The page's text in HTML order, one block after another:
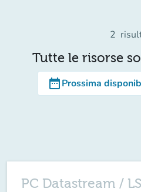
2
Tutte le risorse
date_rangeProssima
PC Datastream /